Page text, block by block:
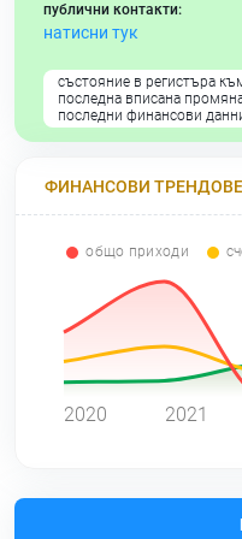
публични контакти:
натисни тук
състояние в регистъра
последна вписана
последни финансови
ФИНАНСОВИ ТРЕНДОВЕ
общо приходи
2020 2021